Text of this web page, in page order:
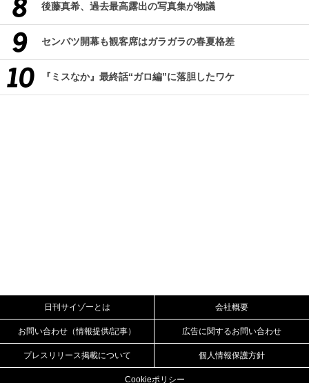
後藤真希、過去最高露出の写真集が物議
センバツ開幕も観客席はガラガラの春夏格差
『ミスなか』最終話“ガロ編”に落胆したワケ
日刊サイゾーとは 会社概要
お問い合わせ（情報提供/記事） 広告に関するお問い合わせ
プレスリリース掲載について 個人情報保護方針
Cookieポリシー